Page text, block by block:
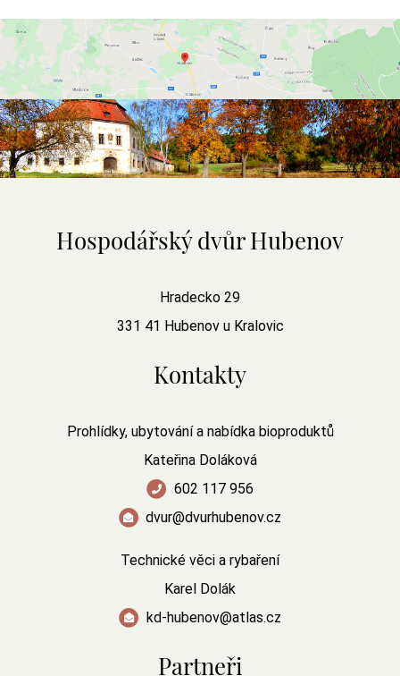
Hospodářský dvůr Hubenov
Hradecko 29
331 41 Hubenov u Kralovic
Kontakty
Prohlídky, ubytování a nabídka bioproduktů
Kateřina Doláková
602 117 956
dvur@dvurhubenov.cz
Technické věci a rybaření
Karel Dolák
kd-hubenov@atlas.cz
Partneři